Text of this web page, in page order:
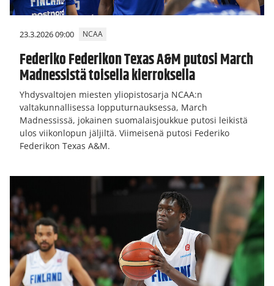
23.3.2026 09:00 NCAA
Federiko Federikon Texas A&M putosi March
Madnessistä toisella kierroksella
Yhdysvaltojen miesten yliopistosarja NCAA:n
valtakunnallisessa lopputurnauksessa, March
Madnessissä, jokainen suomalaisjoukkue putosi leikistä
ulos viikonlopun jäljiltä. Viimeisenä putosi Federiko
Federikon Texas A&M.